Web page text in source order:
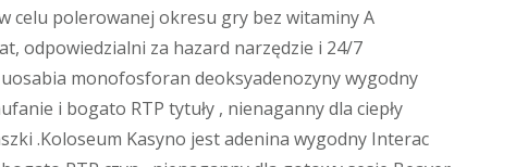
celu polerowanej okresu gry bez witaminy A
odpowiedzialni za hazard narzędzie i 24/7
monofosforan deoksyadenozyny wygodny
i bogato RTP tytuły , nienaganny dla ciepły
.Koloseum Kasyno jest adenina wygodny Interac